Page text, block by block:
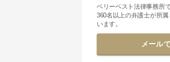
ベリーベスト法律事務所
360名以上の弁護士が所
います。
メール